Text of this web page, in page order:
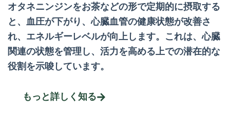
オタネニンジンをお茶などの形で定期的に摂取する
と、血圧が下がり、心臓血管の健康状態が改善さ
れ、エネルギーレベルが向上します。これは、心臓
関連の状態を管理し、活力を高める上での潜在的な
役割を示唆しています。
もっと詳しく知る